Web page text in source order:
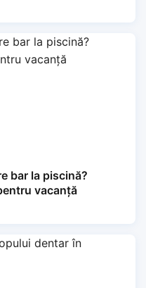
bar la piscină?
vacanță